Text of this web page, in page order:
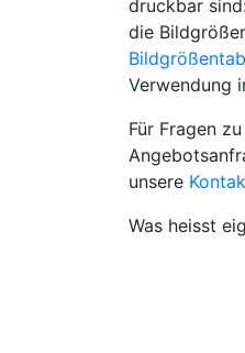
druckbar
die
Verwendung
Für Fragen
unsere
Was heisst